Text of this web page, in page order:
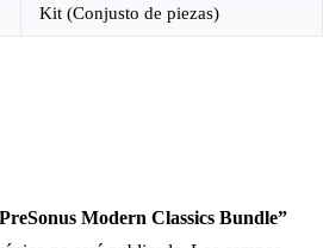
Kit (Conjusto de piezas)
Modern Classics Bundle”